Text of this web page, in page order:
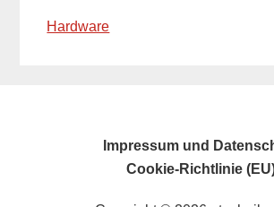
Hardware
Impressum und
Cookie-Richtlinie